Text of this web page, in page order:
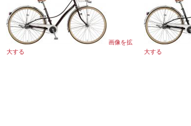
画像を拡
大する
大する